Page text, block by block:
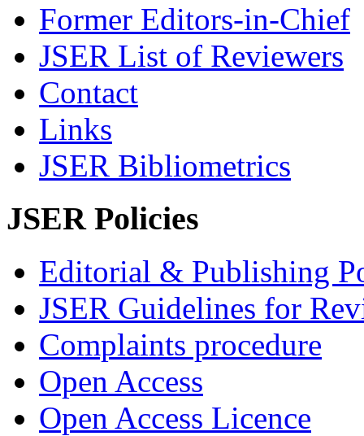
Former Editors-in-Chief
JSER List of Reviewers
Contact
Links
JSER Bibliometrics
JSER Policies
Editorial & Publishing
JSER Guidelines for
Complaints procedure
Open Access
Open Access Licence